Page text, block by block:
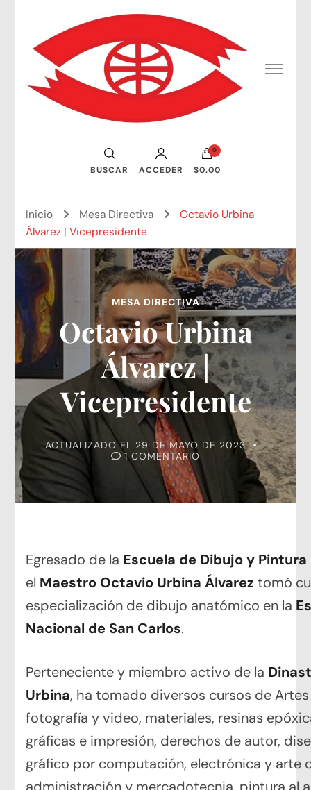
Consejo Mundial de Artistas Visuales
BUSCAR ACCEDER
0
$0.00
Inicio Mesa Directiva
Octavio Urbina
Álvarez | Vicepresidente
MESA DIRECTIVA
Octavio Urbina
Álvarez |
Vicepresidente
ACTUALIZADO EL 29 DE MAYO DE 2023
1 COMENTARIOEN
OCTAVIO
URBINA
ÁLVAREZ
|
Egresado de la Escuela de Dibujo y
el Maestro Octavio Urbina Álvarez tomó
especialización de dibujo anatómico en la
Nacional de San Carlos.
Perteneciente y miembro activo de la
Urbina, ha tomado diversos cursos de Artes
fotografía y video, materiales, resinas
gráficas e impresión, derechos de autor,
gráfico por computación, electrónica y arte